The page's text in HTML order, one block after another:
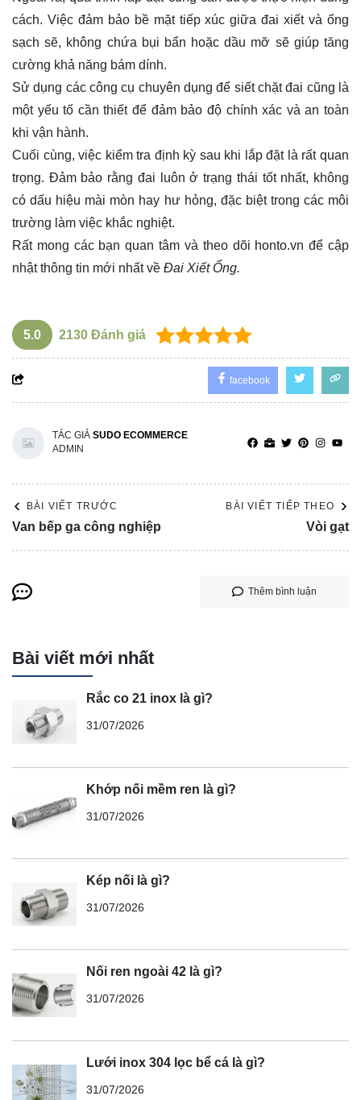
cách. Việc đảm bảo bề mặt tiếp xúc giữa đai xiết và ống
sạch sẽ, không chứa bụi bẩn hoặc dầu mỡ sẽ giúp tăng
cường khả năng bám dính.
Sử dụng các công cụ chuyên dụng để siết chặt đai cũng là
một yếu tố cần thiết để đảm bảo độ chính xác và an toàn
khi vận hành.
Cuối cùng, việc kiểm tra định kỳ sau khi lắp đặt là rất quan
trọng. Đảm bảo rằng đai luôn ở trạng thái tốt nhất, không
có dấu hiệu mài mòn hay hư hỏng, đặc biệt trong các môi
trường làm việc khắc nghiệt.
Rất mong các bạn quan tâm và theo dõi honto.vn để cập
nhật thông tin mới nhất về Đai Xiết Ống.
5.0 2130 Đánh giá
facebook
TÁC GIẢ SUDO ECOMMERCE
ADMIN
BÀI VIẾT TRƯỚC
Van bếp ga công nghiệp
BÀI VIẾT TIẾP THEO
Vòi gạt
Thêm bình luận
Bài viết mới nhất
Rắc co 21 inox là gì?
31/07/2026
Khớp nối mềm ren là gì?
31/07/2026
Kép nối là gì?
31/07/2026
Nối ren ngoài 42 là gì?
31/07/2026
Lưới inox 304 lọc bể cá là gì?
31/07/2026